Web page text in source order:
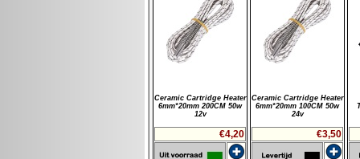
Ceramic Cartridge Heater
6mm*20mm 200CM 50w
12v
€4,20
Ceramic Cartridge Heater
6mm*20mm 100CM 50w
24v
€3,50